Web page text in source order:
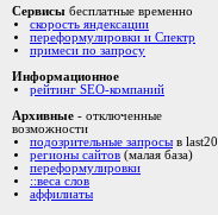
Сервисы бесплатные временно
скорость яндексации
переформулировки и Спектр
примеси по запросу
Информационное
рейтинг SEO-компаний
Архивные - отключенные
возможности
подозрительные запросы в last20
регионы сайтов (малая база)
переформулировки
::веса слов
аффилиаты